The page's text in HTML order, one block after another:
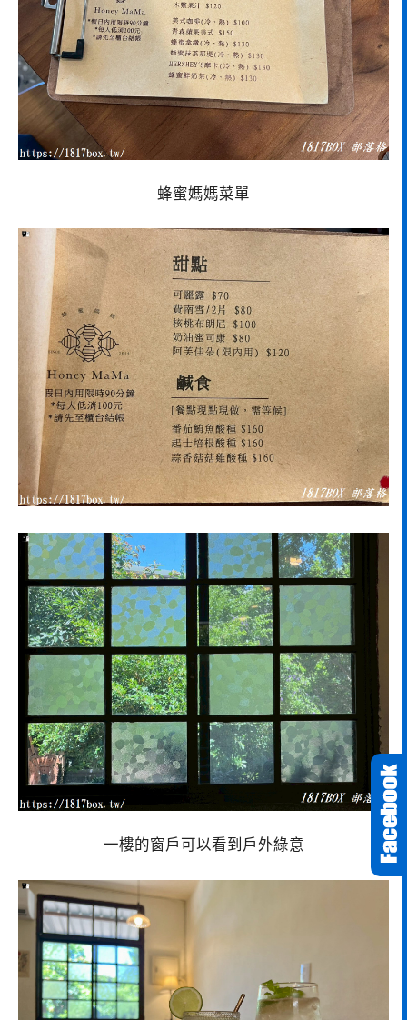
蜂蜜媽媽菜單
一樓的窗戶可以看到戶外綠意